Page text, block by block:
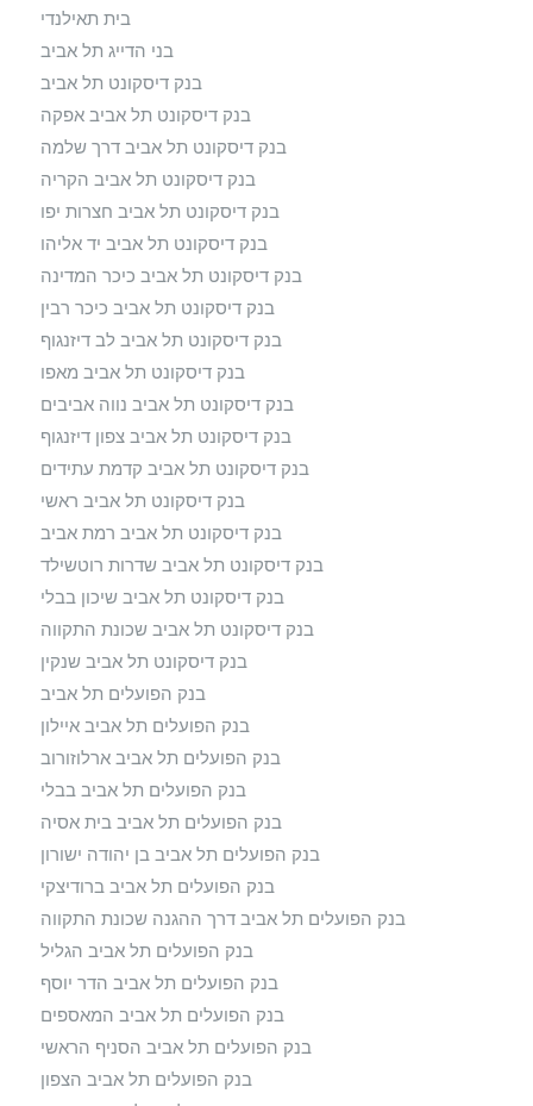
בית תאילנדי
בני הדייג תל אביב
בנק דיסקונט תל אביב
בנק דיסקונט תל אביב אפקה
בנק דיסקונט תל אביב דרך שלמה
בנק דיסקונט תל אביב הקריה
בנק דיסקונט תל אביב חצרות יפו
בנק דיסקונט תל אביב יד אליהו
בנק דיסקונט תל אביב כיכר המדינה
בנק דיסקונט תל אביב כיכר רבין
בנק דיסקונט תל אביב לב דיזנגוף
בנק דיסקונט תל אביב מאפו
בנק דיסקונט תל אביב נווה אביבים
בנק דיסקונט תל אביב צפון דיזנגוף
בנק דיסקונט תל אביב קדמת עתידים
בנק דיסקונט תל אביב ראשי
בנק דיסקונט תל אביב רמת אביב
בנק דיסקונט תל אביב שדרות רוטשילד
בנק דיסקונט תל אביב שיכון בבלי
בנק דיסקונט תל אביב שכונת התקווה
בנק דיסקונט תל אביב שנקין
בנק הפועלים תל אביב
בנק הפועלים תל אביב איילון
בנק הפועלים תל אביב ארלוזורוב
בנק הפועלים תל אביב בבלי
בנק הפועלים תל אביב בית אסיה
בנק הפועלים תל אביב בן יהודה ישורון
בנק הפועלים תל אביב ברודיצקי
בנק הפועלים תל אביב דרך ההגנה שכונת התקווה
בנק הפועלים תל אביב הגליל
בנק הפועלים תל אביב הדר יוסף
בנק הפועלים תל אביב המאספים
בנק הפועלים תל אביב הסניף הראשי
בנק הפועלים תל אביב הצפון